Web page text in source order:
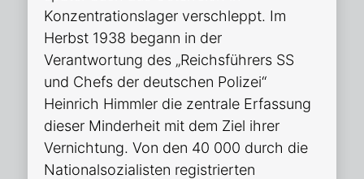
Konzentrationslager verschleppt. Im
Herbst 1938 begann in der
Verantwortung des „Reichsführers SS
und Chefs der deutschen Polizei“
Heinrich Himmler die zentrale Erfassung
dieser Minderheit mit dem Ziel ihrer
Vernichtung. Von den 40 000 durch die
Nationalsozialisten registrierten